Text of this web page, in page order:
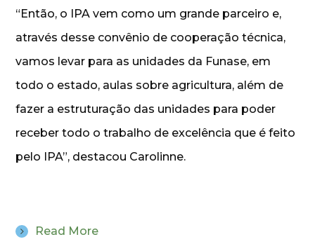
“Então, o IPA vem como um grande parceiro e,
através desse convênio de cooperação técnica,
vamos levar para as unidades da Funase, em
todo o estado, aulas sobre agricultura, além de
fazer a estruturação das unidades para poder
receber todo o trabalho de excelência que é feito
pelo IPA”, destacou Carolinne.
Read More